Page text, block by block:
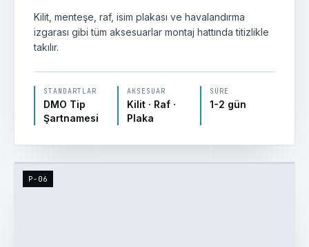
Kilit, menteşe, raf, isim plakası ve havalandırma
izgarası gibi tüm aksesuarlar montaj hattında titizlikle
takılır.
STANDARTLAR
DMO Tip
Şartnamesi
AKSESUAR
Kilit · Raf ·
Plaka
SÜRE
1-2 gün
P-06